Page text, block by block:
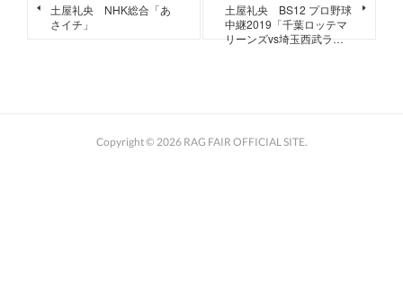
土屋礼央 NHK総合「あ
さイチ」
土屋礼央 BS12 プロ野球
中継2019「千葉ロッテマ
リーンズvs埼玉西武ラ…
Copyright © 2026 RAG FAIR OFFICIAL SITE.